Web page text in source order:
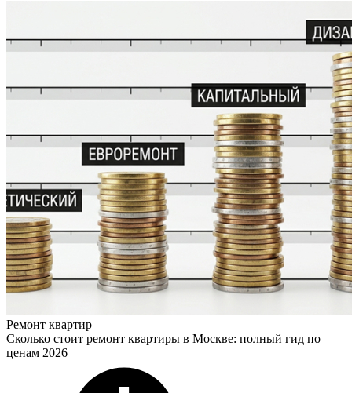
Ремонт квартир
Сколько стоит ремонт квартиры в Москве: полный гид по
ценам 2026